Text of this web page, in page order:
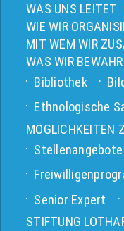
WAS UNS LEITET
WIE WIR
MIT WEM WIR
WAS WIR
Bibliothek
Ethnologische
MÖGLICHKEITEN
Stellenangebote
Senior Expert
STIFTUNG